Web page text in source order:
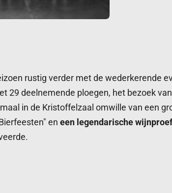
rustig verder met de wederkerende
29 deelnemende ploegen, het bezoek van
in de Kristoffelzaal omwille van een
en een legendarische